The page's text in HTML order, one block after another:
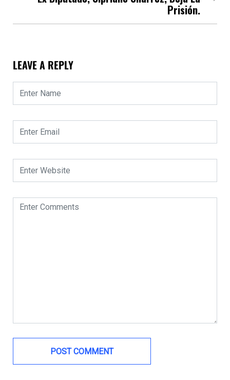
Prisión.
LEAVE A REPLY